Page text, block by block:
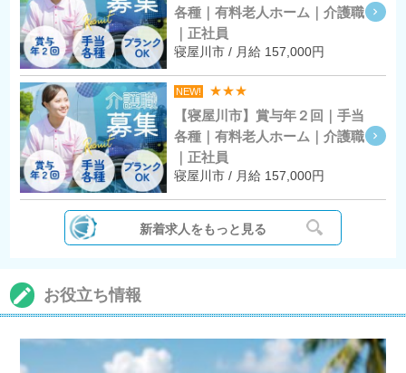
各種｜有料老人ホーム｜介護職
｜正社員
寝屋川市 / 月給 157,000円
NEW! ★★★
【寝屋川市】賞与年２回｜手当
各種｜有料老人ホーム｜介護職
｜正社員
寝屋川市 / 月給 157,000円
新着求人をもっと見る
お役立ち情報